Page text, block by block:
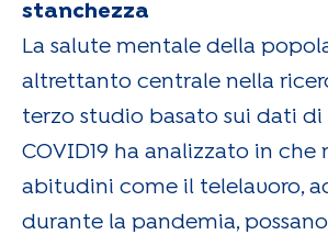
stanchezza
La salute mentale della
altrettanto centrale nella
terzo studio basato sui dati di
COVID19 ha analizzato in che
abitudini come il telelavoro,
durante la pandemia,